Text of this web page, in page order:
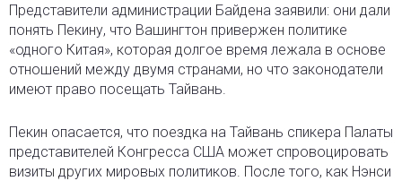
Представители администрации Байдена заявили: они дали
понять Пекину, что Вашингтон привержен политике
«одного Китая», которая долгое время лежала в основе
отношений между двумя странами, но что законодатели
имеют право посещать Тайвань.
Пекин опасается, что поездка на Тайвань спикера Палаты
представителей Конгресса США может спровоцировать
визиты других мировых политиков. После того, как Нэнси